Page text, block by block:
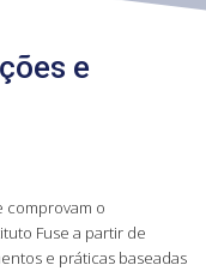
e
comprovam o
Fuse a partir de
e práticas baseadas